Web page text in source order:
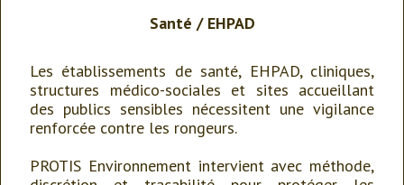
Santé /EHPAD
Les établissements de santé, EHPAD, cliniques,
structures médico-sociales et sites accueillant
des publics sensibles nécessitent une vigilance
renforcée contre les rongeurs.
PROTIS Environnement intervient avec méthode,